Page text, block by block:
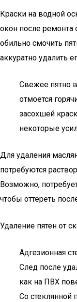
Краски на водной
окон после
обильно смочить
аккуратно удалить
Свежее пятно
отмоется
засохшей
некоторые
Для удаления
потребуются
Возможно,
чтобы оттереть
Удаление пятен от
Адгезионная
След после
как на ПВХ
Со стеклянной